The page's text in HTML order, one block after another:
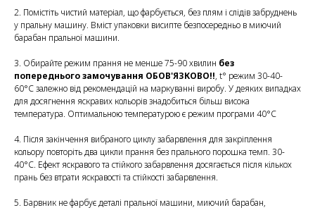
2. Помістіть чистий матеріал, що фарбується, без плям і слідів забруднень
у пральну машину. Вміст упаковки висипте безпосередньо в миючий
барабан пральної машини.
3. Обирайте режим прання не менше 75-90 хвилин без
попереднього замочування ОБОВ'ЯЗКОВО!!, t° режим 30-40-
60°С залежно від рекомендацій на маркуванні виробу. У деяких випадках
для досягнення яскравих кольорів знадобиться більш висока
температура. Оптимальною температурою є режим програми 40°С
4. Після закінчення вибраного циклу забарвлення для закріплення
кольору повторіть два цикли прання без прального порошка темп. 30-
40°С. Ефект яскравого та стійкого забарвлення досягається після кількох
прань без втрати яскравості та стійкості забарвлення.
5. Барвник не фарбує деталі пральної машини, миючий барабан,